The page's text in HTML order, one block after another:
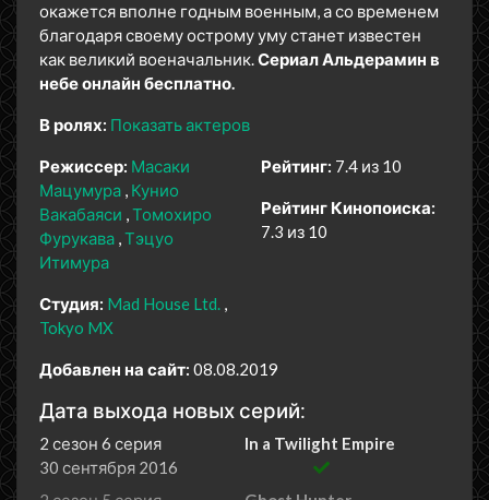
окажется вполне годным военным, а со временем
благодаря своему острому уму станет известен
как великий военачальник.Сериал Альдерамин в
небе онлайн бесплатно.
В ролях: Показать актеров
Режиссер: Масаки
Мацумура Кунио
Вакабаяси Томохиро
Фурукава Тэцуо
Итимура
Студия: Mad House Ltd.
Tokyo MX
Рейтинг: 7.4 из 10
Рейтинг Кинопоиска:
7.3 из 10
Добавлен на сайт: 08.08.2019
Дата выхода новых серий:
2 сезон 6 серия
In a Twilight Empire
30 сентября 2016